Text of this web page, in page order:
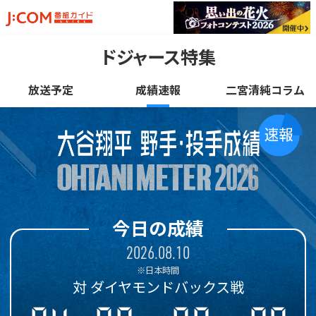
ドジャース特集
放送予定 成績速報 二宮清純コラム
今日の成績
2026.08.10
※日本時間
対 ダイヤモンドバックス戦